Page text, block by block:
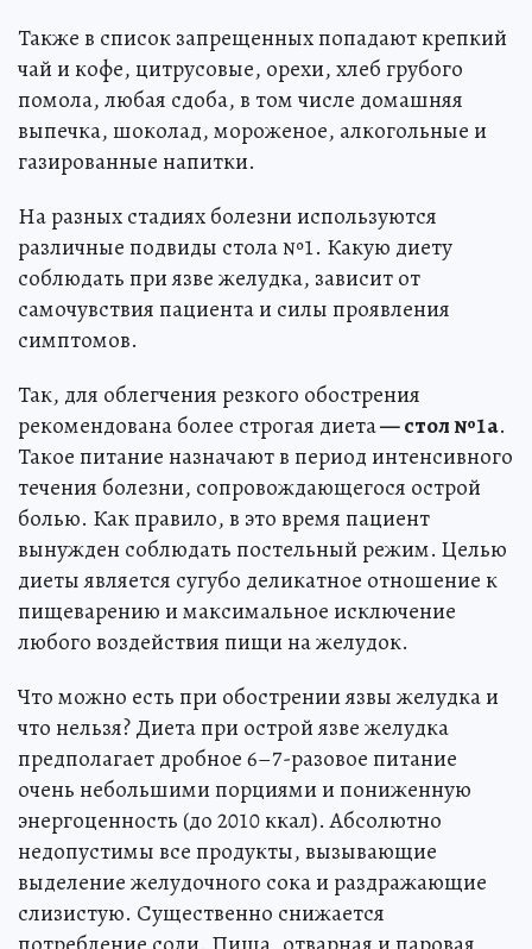
Также в список запрещенных попадают крепкий
чай и кофе, цитрусовые, орехи, хлеб грубого
помола, любая сдоба, в том числе домашняя
выпечка, шоколад, мороженое, алкогольные и
газированные напитки.
На разных стадиях болезни используются
различные подвиды стола №1. Какую диету
соблюдать при язве желудка, зависит от
самочувствия пациента и силы проявления
симптомов.
Так, для облегчения резкого обострения
рекомендована более строгая диета— стол №1а.
Такое питание назначают в период интенсивного
течения болезни, сопровождающегося острой
болью. Как правило, в это время пациент
вынужден соблюдать постельный режим. Целью
диеты является сугубо деликатное отношение к
пищеварению и максимальное исключение
любого воздействия пищи на желудок.
Что можно есть при обострении язвы желудка и
что нельзя? Диета при острой язве желудка
предполагает дробное 6–7-разовое питание
очень небольшими порциями и пониженную
энергоценность (до 2010 ккал). Абсолютно
недопустимы все продукты, вызывающие
выделение желудочного сока и раздражающие
слизистую. Существенно снижается